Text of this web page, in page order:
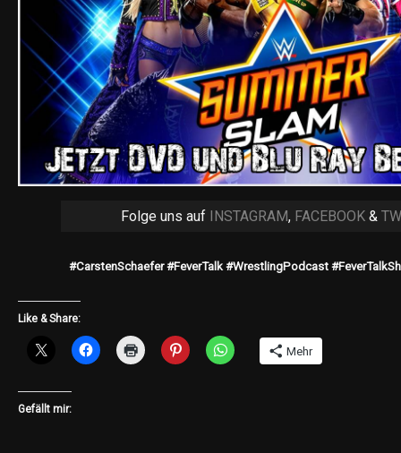
Folge uns auf INSTAGRAM, FACEBOOK&
#CarstenSchaefer #FeverTalk #WrestlingPodcast
Like & Share:
Mehr
Gefällt mir: